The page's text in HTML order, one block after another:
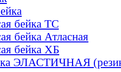
бейка ТС
бейка Атласная
бейка ХБ
ЭЛАСТИЧНАЯ